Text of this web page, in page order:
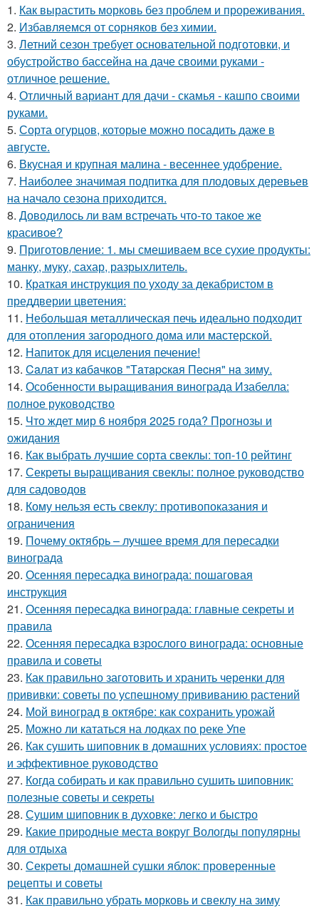
1. Как вырастить морковь без проблем и прореживания.
2. Избавляемся от сорняков без химии.
3. Летний сезон требует основательной подготовки, и
обустройство бассейна на даче своими руками -
отличное решение.
4. Отличный вариант для дачи - скамья - кашпо своими
руками.
5. Сорта огурцов, которые можно посадить даже в
августе.
6. Вкусная и крупная малина - весеннее удобрение.
7. Наиболее значимая подпитка для плодовых деревьев
на начало сезона приходится.
8. Доводилось ли вам встречать что-то такое же
красивое?
9. Приготовление: 1. мы смешиваем все сухие продукты:
манку, муку, сахар, разрыхлитель.
10. Краткая инструкция по уходу за декабристом в
преддверии цветения:
11. Небольшая металлическая печь идеально подходит
для отопления загородного дома или мастерской.
12. Напиток для исцеления печение!
13. Caлaт из кaбaчкoв "Тaтapcкaя Пecня" нa зиму.
14. Особенности выращивания винограда Изабелла:
полное руководство
15. Что ждет мир 6 ноября 2025 года? Прогнозы и
ожидания
16. Как выбрать лучшие сорта свеклы: топ-10 рейтинг
17. Секреты выращивания свеклы: полное руководство
для садоводов
18. Кому нельзя есть свеклу: противопоказания и
ограничения
19. Почему октябрь – лучшее время для пересадки
винограда
20. Осенняя пересадка винограда: пошаговая
инструкция
21. Осенняя пересадка винограда: главные секреты и
правила
22. Осенняя пересадка взрослого винограда: основные
правила и советы
23. Как правильно заготовить и хранить черенки для
прививки: советы по успешному прививанию растений
24. Мой виноград в октябре: как сохранить урожай
25. Можно ли кататься на лодках по реке Упе
26. Как сушить шиповник в домашних условиях: простое
и эффективное руководство
27. Когда собирать и как правильно сушить шиповник:
полезные советы и секреты
28. Сушим шиповник в духовке: легко и быстро
29. Какие природные места вокруг Вологды популярны
для отдыха
30. Секреты домашней сушки яблок: проверенные
рецепты и советы
31. Как правильно убрать морковь и свеклу на зиму